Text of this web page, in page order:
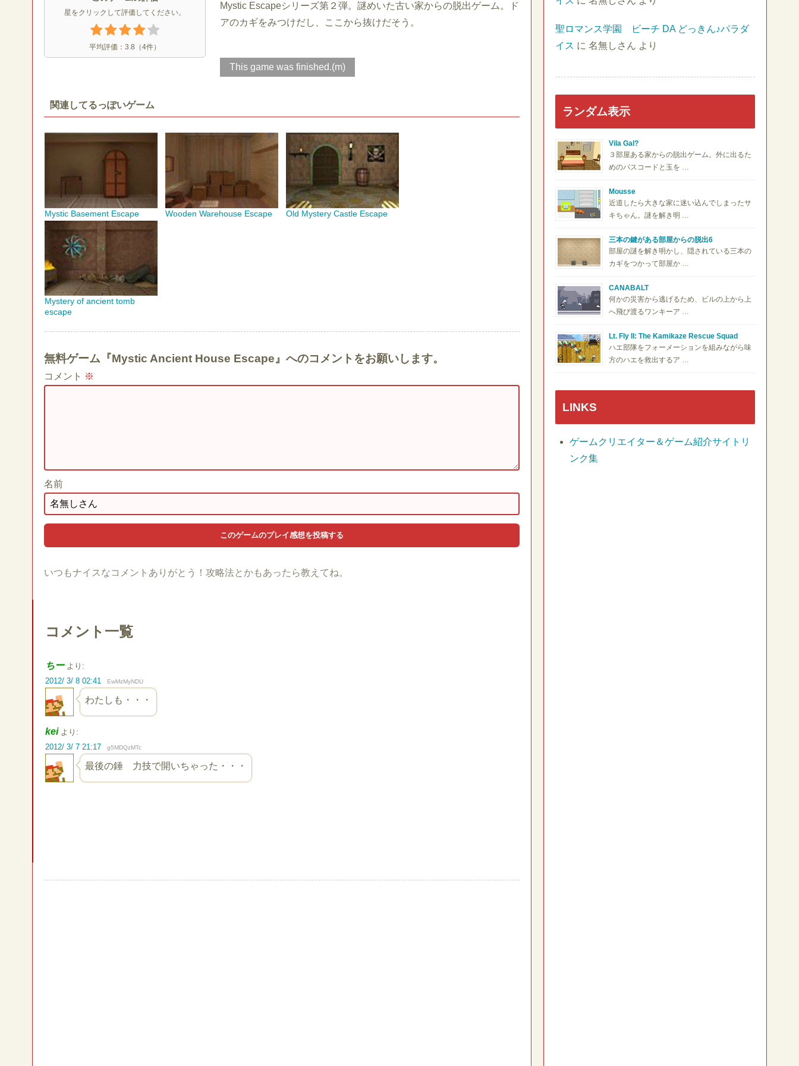
星をクリックして評価してください。
平均評価： 3.8 （4件）
Mystic Escapeシリーズ第２弾。謎めいた古い家からの脱出ゲーム。ド
アのカギをみつけだし、ここから抜けだそう。
This game was finished.(m)
関連してるっぽいゲーム
Mystic Basement Escape Wooden Warehouse Escape Old Mystery Castle Escape
Mystery of ancient tomb
escape
無料ゲーム『Mystic Ancient House Escape』へのコメントをお願いします。
コメント ※
名前
いつもナイスなコメントありがとう！攻略法とかもあったら教えてね。
コメント一覧
ちー より:
2012/ 3/ 8 02:41
EwMzMyNDU
わたしも・・・
kei より:
2012/ 3/ 7 21:17
g5MDQzMTc
最後の錘 力技で開いちゃった・・・
聖ロマンス学園 ビーチ DA どっきん♪パラダ
イス に 名無しさん より
ランダム表示
Vila Gal?
３部屋ある家からの脱出ゲーム。外に出るた
めのパスコードと玉を …
Mousse
近道したら大きな家に迷い込んでしまったサ
キちゃん。謎を解き明 …
三本の鍵がある部屋からの脱出6
部屋の謎を解き明かし、隠されている三本の
カギをつかって部屋か …
CANABALT
何かの災害から逃げるため、ビルの上から上
へ飛び渡るワンキーア …
Lt. Fly II: The Kamikaze Rescue Squad
ハエ部隊をフォーメーションを組みながら味
方のハエを救出するア …
LINKS
ゲームクリエイター＆ゲーム紹介サイトリ
ンク集